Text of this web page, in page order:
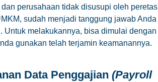
perusahaan tidak disusupi oleh peretas
sudah menjadi tanggung jawab Anda
melakukannya, bisa dimulai dengan
gunakan telah terjamin keamanannya.
Data Penggajian (Payroll